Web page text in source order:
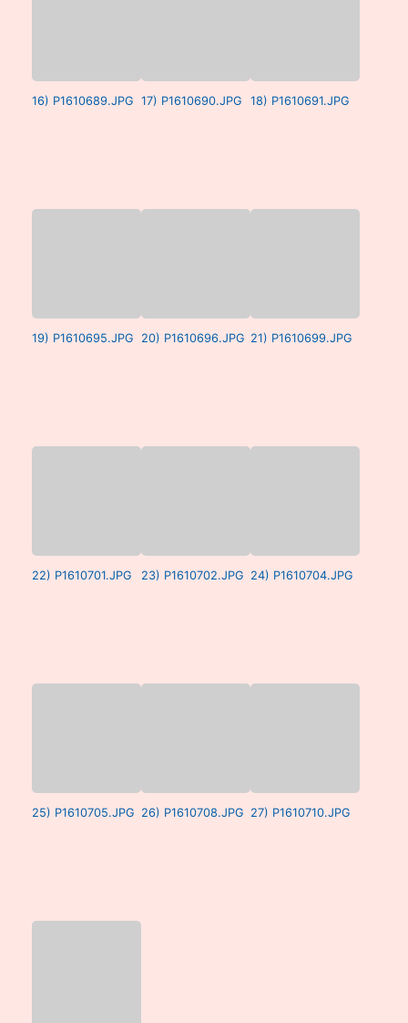
16) P1610689.JPG 17) P1610690.JPG 18) P1610691.JPG
19) P1610695.JPG 20) P1610696.JPG 21) P1610699.JPG
22) P1610701.JPG 23) P1610702.JPG 24) P1610704.JPG
25) P1610705.JPG 26) P1610708.JPG 27) P1610710.JPG